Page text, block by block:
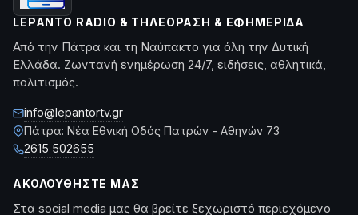
LEPANTO RADIO & ΤΗΛΕΌΡΑΣΗ & ΕΦΗΜΕΡΊΔΑ
Από την Πάτρα και τη Ναύπακτο για όλη την Δυτική
Ελλάδα. Ζωντανή ενημέρωση 24/7, ειδήσεις, αθλητικά,
πολιτισμός.
info@lepantortv.gr
Πάτρα: Νέα Εθνική Οδός Πατρών - Αθηνών 73
2615 502655
ΑΚΟΛΟΥΘΉΣΤΕ ΜΑΣ
Στα social media μας θα βρείτε ξεχωριστό περιεχόμενο